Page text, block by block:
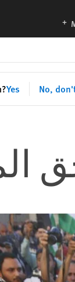
languages
Yes No,